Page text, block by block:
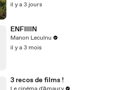
il y a 3 jours
ENFIIIIN
Manon Leculnu
il y a 3 mois
3 recos de films !